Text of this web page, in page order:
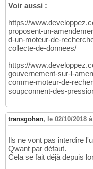
Voir aussi :
https://
proposent-un-
d-un-moteur-de-
collecte-de-donnees/
https://
gouvernement-sur-l-
comme-moteur-de-
soupconnent-des-
transgohan, le 02/10/2018
Ils ne vont pas interdire
Qwant par défaut.
Cela se fait déjà depuis